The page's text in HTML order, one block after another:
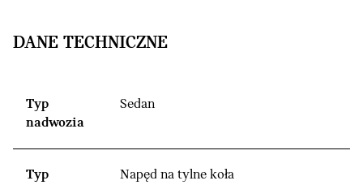
DANE TECHNICZNE
Typ
nadwozia
Sedan
Typ
Napęd na tylne koła